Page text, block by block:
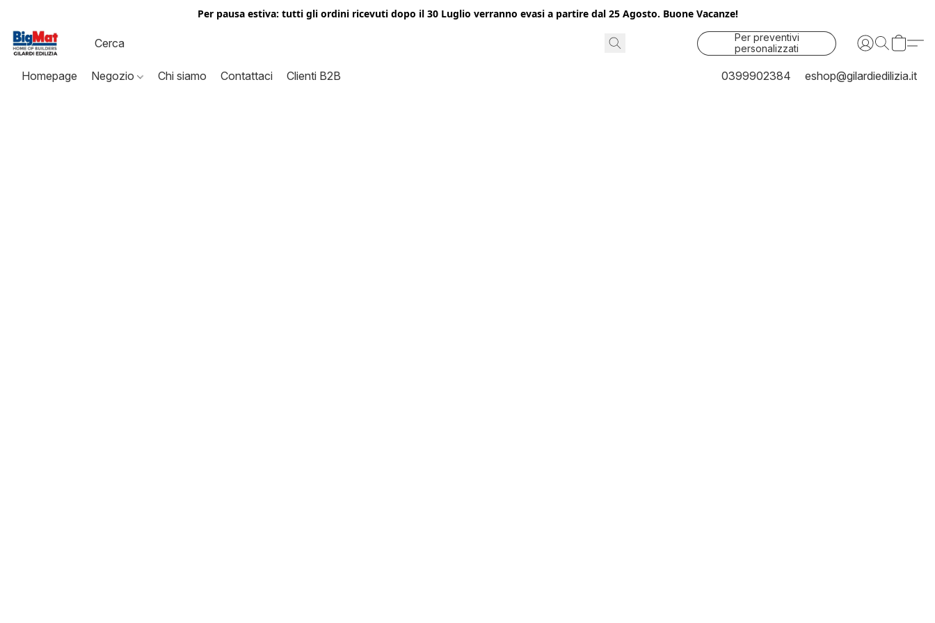
Per pausa estiva: tutti gli ordini ricevuti dopo il 30 Luglio verranno evasi a partire dal 25 Agosto. Buone Vacanze!
Per preventivi
personalizzati
contattaci
Homepage Negozio Chi siamo Contattaci Clienti B2B 0399902384 eshop@gilardiedilizia.it